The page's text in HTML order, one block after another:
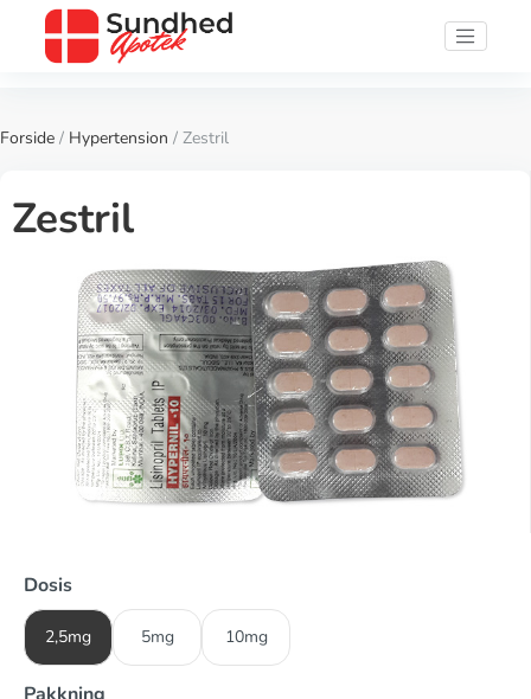
Forside / Hypertension / Zestril
Zestril
Dosis
2,5mg 5mg 10mg
Pakkning